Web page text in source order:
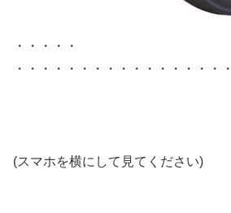
・・・・・
・・・・・・・・・・・・・・・・・
(スマホを横にして見てください)